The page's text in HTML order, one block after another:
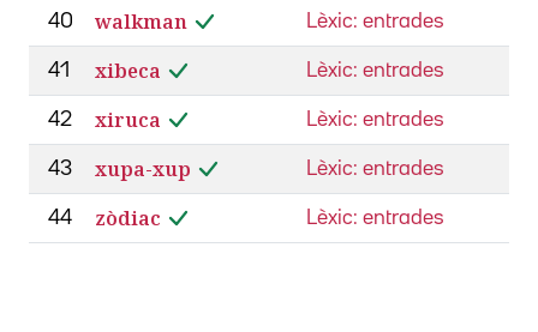
40 walkman Lèxic: entrades
41 xibeca Lèxic: entrades
42 xiruca Lèxic: entrades
43 xupa-xup Lèxic: entrades
44 zòdiac Lèxic: entrades